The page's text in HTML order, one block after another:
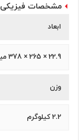
مشخصات فیزیکی
ابعاد
22.9 × 265 × 378 میلی‌متر
وزن
2.2 کیلوگرم